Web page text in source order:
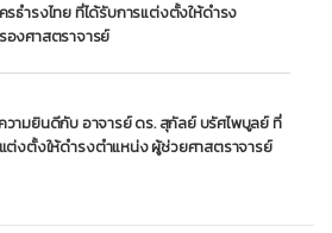
รธำรงไทย ที่ได้รับการแต่งตั้งให้ดำรง
องศาสตราจารย์
ามยินดีกับ อาจารย์ ดร. สุกัลย์ บรัศไพบูลย์ ที่
ต่งตั้งให้ดำรงตำแหน่ง ผู้ช่วยศาสตราจารย์